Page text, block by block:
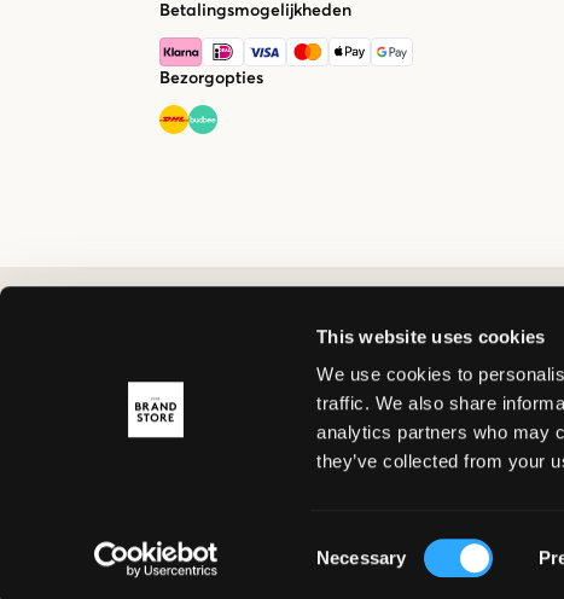
This website uses cookies
We use cookies to
traffic. We also share
analytics partners who may
they’ve collected from your
Selection
Necessary
Betalingsmogelijkheden
Bezorgopties